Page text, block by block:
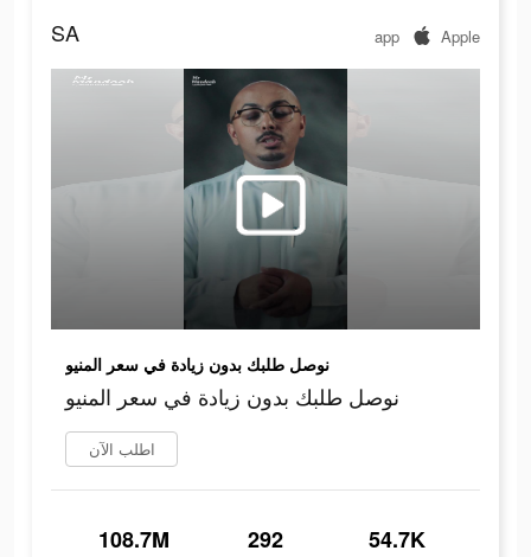
SA app Apple
نوصل طلبك بدون زيادة في سعر المنيو
نوصل طلبك بدون زيادة في سعر المنيو
اطلب الآن
108.7M 292 54.7K